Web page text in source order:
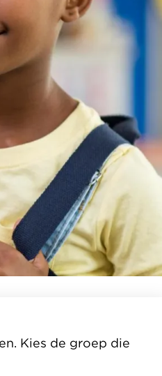
twee jaar niet
mogelijk is. Tijdens de
buiten, is er een
Kies de groep die